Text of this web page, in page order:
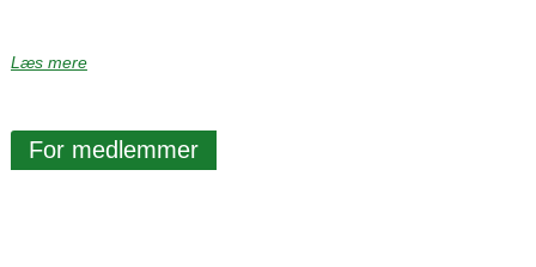
Læs mere
For medlemmer